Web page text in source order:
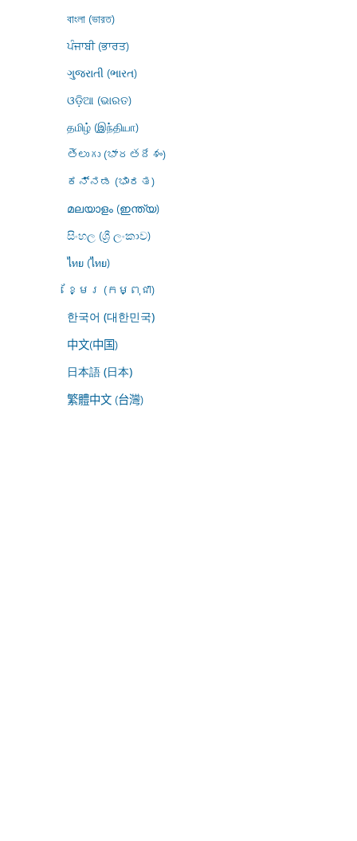
বাংলা (ভারত)
ਪੰਜਾਬੀ (ਭਾਰਤ)
ગુજરાતી (ભારત)
ଓଡ଼ିଆ (ଭାରତ)
தமிழ் (இந்தியா)
తెలుగు (భారతదేశం)
ಕನ್ನಡ (ಭಾರತ)
മലയാളം (ഇന്ത്യ)
සිංහල (ශ්‍රී ලංකාව)
ไทย (ไทย)
ខ្មែរ (កម្ពុជា)
한국어 (대한민국)
中文(中国)
日本語 (日本)
繁體中文 (台灣)